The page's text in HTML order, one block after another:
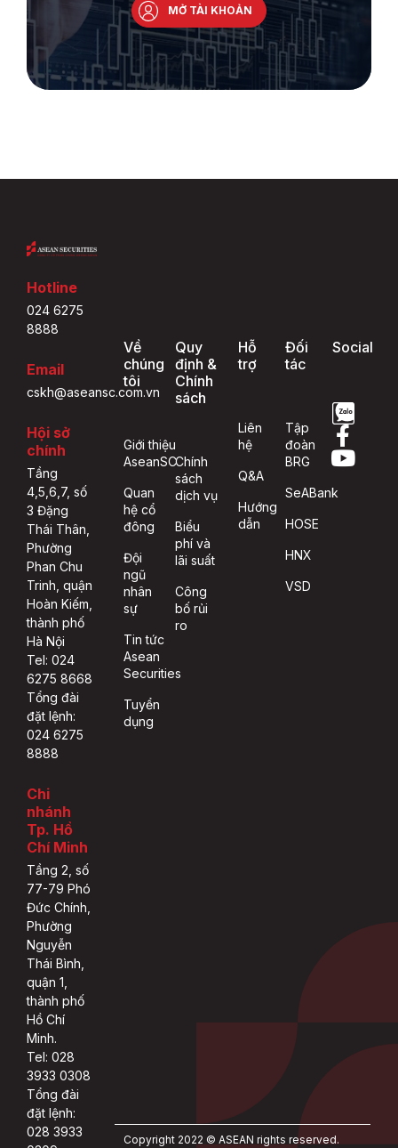
MỞ TÀI KHOẢN
Hotline
024 6275
8888
Email
cskh@aseansc.com.vn
Hội sở
chính
Tầng
4,5,6,7, số
3 Đặng
Thái Thân,
Phường
Phan Chu
Trinh, quận
Hoàn Kiếm,
thành phố
Hà Nội
Tel: 024
6275 8668
Tổng đài
đặt lệnh:
024 6275
8888
Chi
nhánh
Tp. Hồ
Chí Minh
Tầng 2, số
77-79 Phó
Đức Chính,
Phường
Nguyễn
Thái Bình,
quận 1,
thành phố
Hồ Chí
Minh.
Tel: 028
3933 0308
Tổng đài
đặt lệnh:
028 3933
Về
chúng
tôi
Giới thiệu
AseanSC
Quan
hệ cổ
đông
Đội
ngũ
nhân
sự
Tin tức
Asean
Securities
Tuyển
dụng
Quy
định &
Chính
sách
Chính
sách
dịch vụ
Biểu
phí và
lãi suất
Công
bố rủi
ro
Hỗ
trợ
Liên
hệ
Q&A
Hướng
dẫn
Đối
tác
Tập
đoàn
BRG
SeABank
HOSE
HNX
VSD
Social
Copyright 2022 © ASEAN rights reserved.